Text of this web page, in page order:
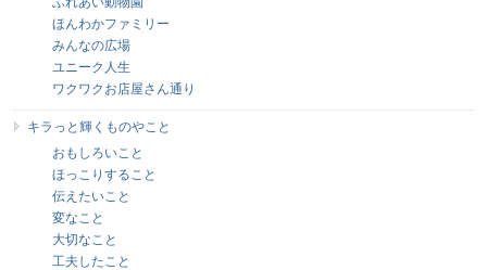
ほんわかファミリー
みんなの広場
ユニーク人生
ワクワクお店屋さん通り
キラっと輝くものやこと
おもしろいこと
ほっこりすること
伝えたいこと
変なこと
大切なこと
工夫したこと